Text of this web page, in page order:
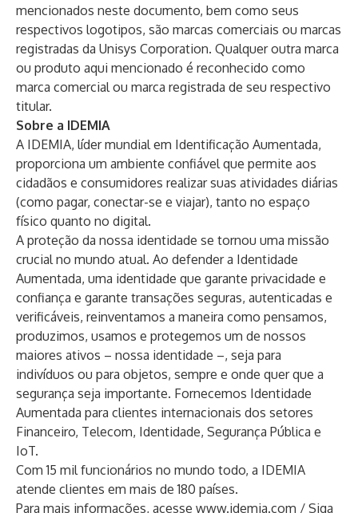
mencionados neste documento, bem como seus
respectivos logotipos, são marcas comerciais ou marcas
registradas da Unisys Corporation. Qualquer outra marca
ou produto aqui mencionado é reconhecido como
marca comercial ou marca registrada de seu respectivo
titular.
Sobre a IDEMIA
A IDEMIA, líder mundial em Identificação Aumentada,
proporciona um ambiente confiável que permite aos
cidadãos e consumidores realizar suas atividades diárias
(como pagar, conectar-se e viajar), tanto no espaço
físico quanto no digital.
A proteção da nossa identidade se tornou uma missão
crucial no mundo atual. Ao defender a Identidade
Aumentada, uma identidade que garante privacidade e
confiança e garante transações seguras, autenticadas e
verificáveis, reinventamos a maneira como pensamos,
produzimos, usamos e protegemos um de nossos
maiores ativos – nossa identidade –, seja para
indivíduos ou para objetos, sempre e onde quer que a
segurança seja importante. Fornecemos Identidade
Aumentada para clientes internacionais dos setores
Financeiro, Telecom, Identidade, Segurança Pública e
IoT.
Com 15 mil funcionários no mundo todo, a IDEMIA
atende clientes em mais de 180 países.
Para mais informações, acesse www.idemia.com / Siga